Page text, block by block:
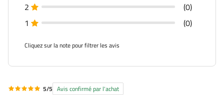
2
(0)
1
(0)
Cliquez sur la note pour filtrer les avis
5/5 Avis confirmé par l'achat